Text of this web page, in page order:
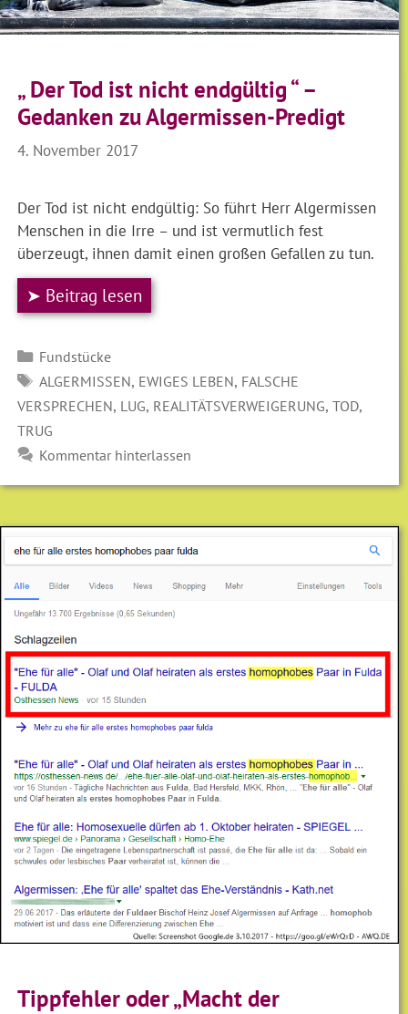
„ Der Tod ist nicht endgültig “ –
Gedanken zu Algermissen-Predigt
4. November 2017
Der Tod ist nicht endgültig: So führt Herr Algermissen
Menschen in die Irre – und ist vermutlich fest
überzeugt, ihnen damit einen großen Gefallen zu tun.
➤ Beitrag lesen
Kategorien
Fundstücke
SCHLAGWÖRTER
ALGERMISSEN, EWIGES LEBEN, FALSCHE
VERSPRECHEN, LUG, REALITÄTSVERWEIGERUNG,TOD,
TRUG
Kommentar hinterlassen
Tippfehler oder „Macht der